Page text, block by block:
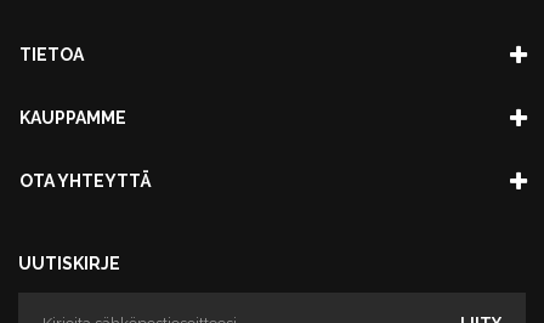
TIETOA
KAUPPAMME
OTA YHTEYTTÄ
UUTISKIRJE